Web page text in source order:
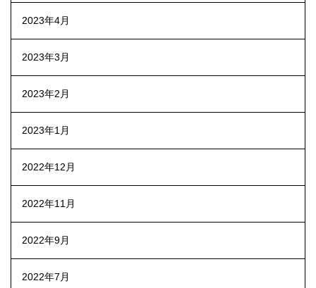
2023年4月
2023年3月
2023年2月
2023年1月
2022年12月
2022年11月
2022年9月
2022年7月